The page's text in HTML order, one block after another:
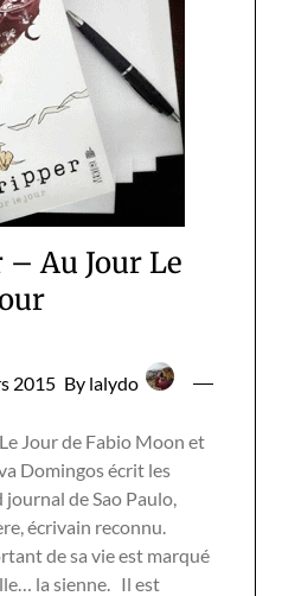
Au Jour Le
2015 By lalydo
Jour de Fabio Moon et
Domingos écrit les
journal de Sao Paulo,
écrivain reconnu.
de sa vie est marqué
la sienne. Il est